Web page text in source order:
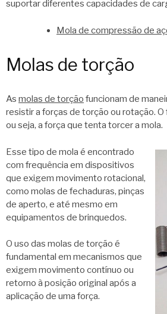
suportar diferentes capacidades de
Mola de compressão de
Molas de torção
As molas de torção funcionam de
resistir a forças de torção ou rotação.
ou seja, a força que tenta torcer a mola.
Esse tipo de mola é encontrado
com frequência em dispositivos
que exigem movimento rotacional,
como molas de fechaduras, pinças
de aperto, e até mesmo em
equipamentos de brinquedos.
O uso das molas de torção é
fundamental em mecanismos que
exigem movimento contínuo ou
retorno à posição original após a
aplicação de uma força.